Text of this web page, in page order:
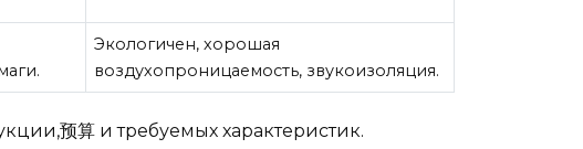
Экологичен, хорошая
воздухопроницаемость, звукоизоляция.
预算 и требуемых характеристик.